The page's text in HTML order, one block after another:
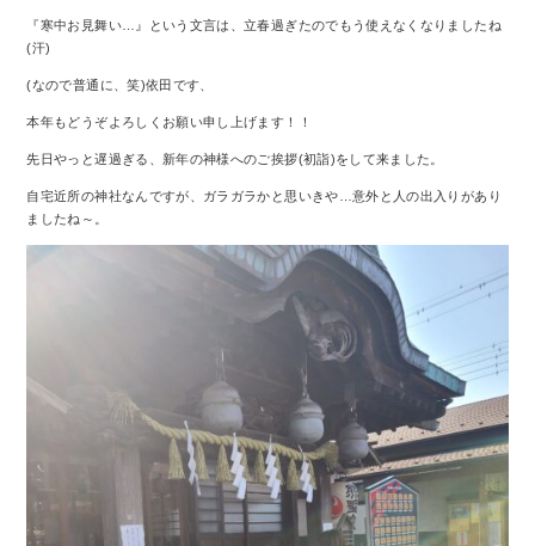
『寒中お見舞い…』という文言は、立春過ぎたのでもう使えなくなりましたね
(汗)
(なので普通に、笑)依田です、
本年もどうぞよろしくお願い申し上げます！！
先日やっと遅過ぎる、新年の神様へのご挨拶(初詣)をして来ました。
自宅近所の神社なんですが、ガラガラかと思いきや…意外と人の出入りがあり
ましたね～。